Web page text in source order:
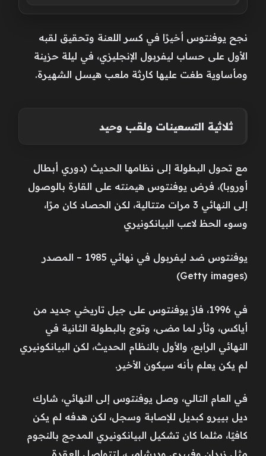
نجح يوفنتوس أخيرًا في كسر اللعنة وتحقيق لقبه
الأول على حساب ليفربول الإنجليزي، في ليلة حزينة
ومأساوية طغت عليها كارثة ملعب هيسل الشهيرة.
ثلاثية التسعينات ولقب وحيد
مع تحول البطولة إلى نظامها الحديث (دوري أبطال
أوروبا)، فرض يوفنتوس هيمنته على القارة بالوصول
إلى النهائي 3 مرات متتالية، لكن الحصاد كان مرًا،
وسوء الحظ لاعب البيانكونيري
يوفنتوس ضد ليفربول في نهائي 1985 – المصدر
(Getty images)
في 1996، فاز يوفنتوس على جيل تاريخي جديد من
أياكس، وثأر لما مضى، وتوج بالبطولة الثانية في
النهائي الرابع، والأول بالنظام الحديث، لكن البيانكونيري
لم يكن يعلم بأنه سيكون الأخير.
في العام التالي، وصل يوفنتوس إلى النهائي، شارك
ديل بييرو كبديل للإصابة وسجل، لكن هدفه لم يكن
كافيًا، مثلما كان تشكيل البيانكونيري المدجج بالنجوم